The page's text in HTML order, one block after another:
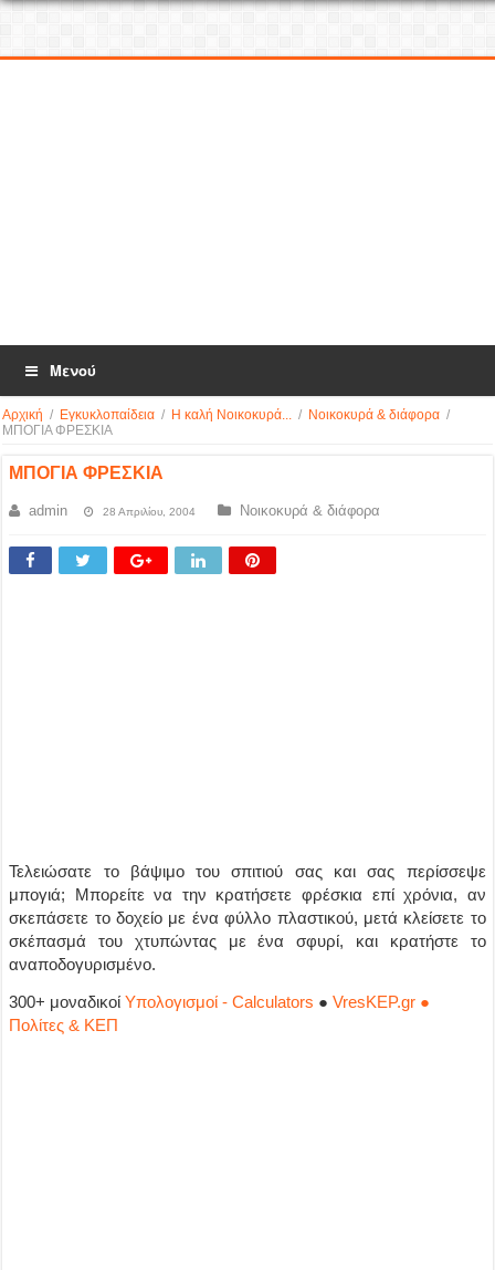
Μενού
Αρχική / Εγκυκλοπαίδεια / Η καλή Νοικοκυρά... / Νοικοκυρά & διάφορα /
ΜΠΟΓΙΑ ΦΡΕΣΚΙΑ
ΜΠΟΓΙΑ ΦΡΕΣΚΙΑ
admin 28 Απριλίου, 2004 Νοικοκυρά & διάφορα
Τελειώσατε το βάψιμο του σπιτιού σας και σας περίσσεψε
μπογιά; Μπορείτε να την κρατήσετε φρέσκια επί χρόνια, αν
σκεπάσετε το δοχείο με ένα φύλλο πλαστικού, μετά κλείσετε το
σκέπασμά του χτυπώντας με ένα σφυρί, και κρατήστε το
αναποδογυρισμένο.
300+ μοναδικοίΥπολογισμοί - Calculators ●VresKEP.gr ●
Πολίτες & ΚΕΠ